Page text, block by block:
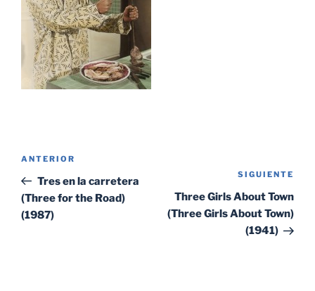
entradas
Entrada
anterior:
ANTERIOR
Tres en la carretera
(Three for the Road)
(1987)
SIGUIENTE
Three Girls About Town
(Three Girls About Town)
(1941)